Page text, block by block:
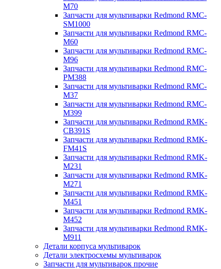
M70
Запчасти для мультиварки Redmond RMC-
SM1000
Запчасти для мультиварки Redmond RMC-
M60
Запчасти для мультиварки Redmond RMC-
M96
Запчасти для мультиварки Redmond RMC-
PM388
Запчасти для мультиварки Redmond RMC-
M37
Запчасти для мультиварки Redmond RMC-
M399
Запчасти для мультиварки Redmond RMK-
CB391S
Запчасти для мультиварки Redmond RMK-
FM41S
Запчасти для мультиварки Redmond RMK-
M231
Запчасти для мультиварки Redmond RMK-
M271
Запчасти для мультиварки Redmond RMK-
M451
Запчасти для мультиварки Redmond RMK-
M452
Запчасти для мультиварки Redmond RMK-
M911
Детали корпуса мультиварок
Детали электросхемы мультиварок
Запчасти для мультиварок прочие